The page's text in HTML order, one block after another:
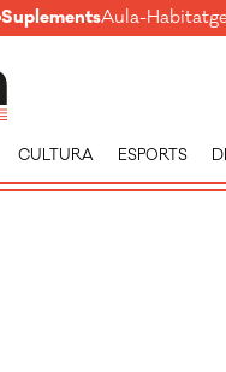
SuplementsAula-
CULTURA ESPORTS